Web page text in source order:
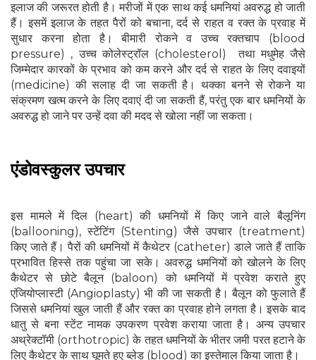
इलाज की जरूरत होती है। मरीजों में एक साथ कई धमनियां अवरुद्ध हो जाती
हैं। इसमें इलाज के तहत पैरों को बचाना, दर्द से राहत व रक्त के प्रवाह में
सुधार करना होता है। बीमारी रोकने व उच्च रक्तचाप (blood
pressure) , उच्च कोलेस्ट्रॉल (cholesterol) तथा मधुमेह जैसे
जिम्मेदार कारकों के प्रभाव को कम करने और दर्द से राहत के लिए दवाइयों
(medicine) की सलाह दी जा सकती है। थक्का बनने से रोकने या
संक्रमण खत्म करने के लिए दवाएं दी जा सकती हैं, परंतु एक बार धमनियों के
अवरुद्ध हो जाने पर उन्हें दवा की मदद से खोला नहीं जा सकता।
एंडोवस्कुलर उपचार
इस मामले में दिल (heart) की धमनियों में किए जाने वाले बैलूनिंग
(ballooning), स्टेंटिंग (Stenting) जैसे उपचार (treatment)
किए जाते हैं। पैरों की धमनियों में कैथेटर (catheter) डाले जाते हैं ताकि
प्रभावित हिस्से तक पहुंचा जा सके। अवरुद्ध धमनियों को खोलने के लिए
कैथेटर से छोटे बैलून (baloon) को धमनियों में प्रवेश कराते हुए
एंजियोप्लास्टी (Angioplasty) भी की जा सकती है। बैलून को फुलाते हैं
जिससे धमनियां खुल जाती हैं और रक्त का प्रवाह होने लगता है। इसके बाद
धातु से बना स्टेंट नामक उपकरण प्रवेश कराया जाता है। अन्य उपचार
अथ्रेक्टॉमी (orthotropic) के तहत धमनियों के भीतर जमी परत हटाने के
लिए कैथेटर के साथ घूमते हुए ब्लेड (blood) का इस्तेमाल किया जाता है।